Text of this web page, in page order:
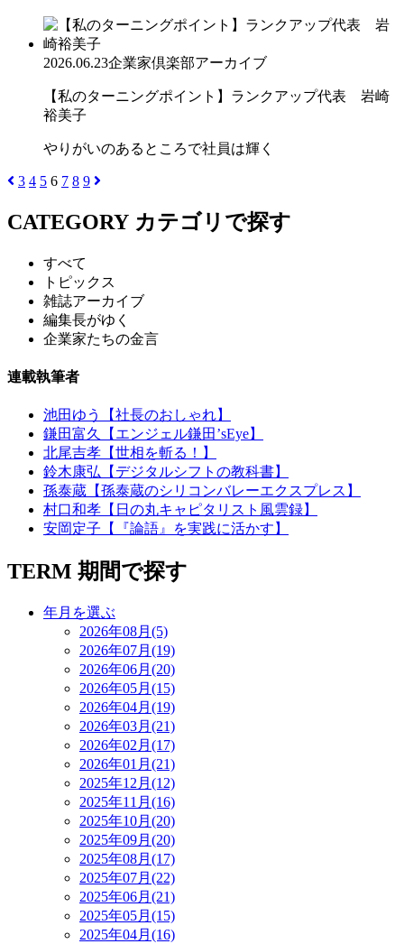
2026.06.23企業家倶楽部アーカイブ
【私のターニングポイント】ランクアップ代表 岩崎
裕美子
やりがいのあるところで社員は輝く
3 4 5 6 7 8 9
CATEGORY カテゴリで探す
すべて
トピックス
雑誌アーカイブ
編集長がゆく
企業家たちの金言
連載執筆者
池田ゆう【社長のおしゃれ】
鎌田富久【エンジェル鎌田’sEye】
北尾吉孝【世相を斬る！】
鈴木康弘【デジタルシフトの教科書】
孫泰蔵【孫泰蔵のシリコンバレーエクスプレス】
村口和孝【日の丸キャピタリスト風雲録】
安岡定子【『論語』を実践に活かす】
TERM 期間で探す
年月を選ぶ
2026年08月(5)
2026年07月(19)
2026年06月(20)
2026年05月(15)
2026年04月(19)
2026年03月(21)
2026年02月(17)
2026年01月(21)
2025年12月(12)
2025年11月(16)
2025年10月(20)
2025年09月(20)
2025年08月(17)
2025年07月(22)
2025年06月(21)
2025年05月(15)
2025年04月(16)